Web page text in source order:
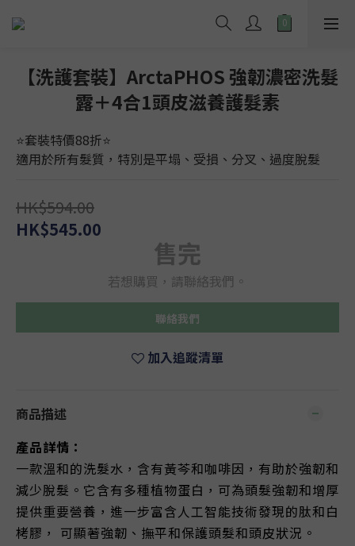
【洗護套裝】ArctaPHOS 強韌濃密洗髮
露＋4合1頭皮滋養護髮素
⭐️套裝特價88折⭐️
適用於所有髮質，特別是平塌、受損、分叉、過度脫髮
HK$594.00
HK$545.00
售完
若想購買，請聯絡我們。
聯絡我們
加入追蹤清單
商品描述
產品詳情：
一款溫和的洗髮水，含有黃芩和咖啡因，有助於強韌和
減少脫髮。它含有多種植物蛋白，可為頭髮強韌和增厚
提供重要營養，進一步富含人工智能技術發現的肽和白
栲膠， 可顯著強韌、撫平和保護頭髮和頭皮狀況。